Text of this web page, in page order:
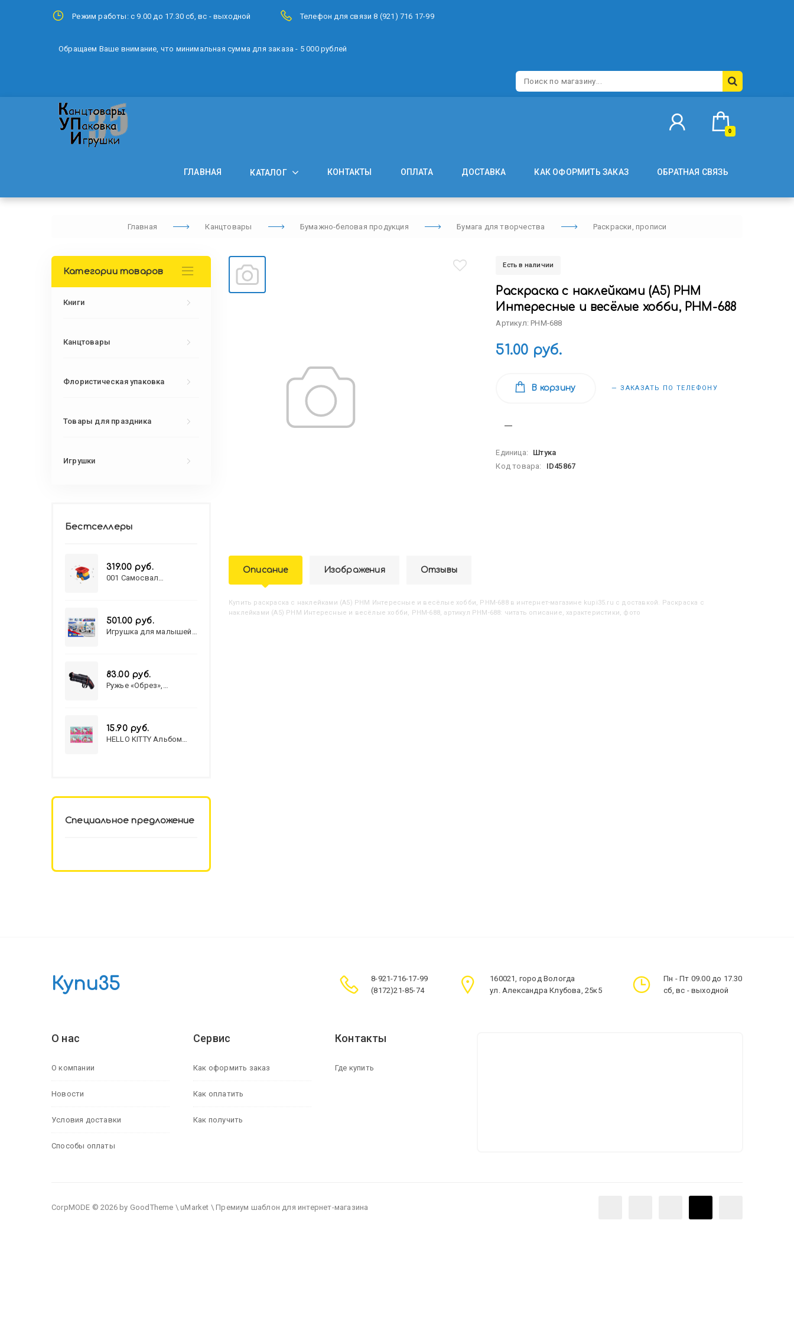
Режим работы: с 9.00 до 17.30 сб, вс - выходной Телефон для связи 8 (921) 716 17-99
Обращаем Ваше внимание, что минимальная сумма для заказа - 5 000 рублей
0
ГЛАВНАЯ КАТАЛОГ КОНТАКТЫ ОПЛАТА ДОСТАВКА КАК ОФОРМИТЬ ЗАКАЗ ОБРАТНАЯ СВЯЗЬ
Главная Канцтовары Бумажно-беловая продукция Бумага для творчества Раскраски, прописи
Есть в наличии
Раскраска с наклейками (А5) РНМ
Интересные и весёлые хобби, РНМ-688
Артикул: РНМ-688
51.00 руб.
В корзину — ЗАКАЗАТЬ ПО ТЕЛЕФОНУ
Единица:
Штука
Код товара:
ID45867
Описание Изображения Отзывы
Купить Раскраска с наклейками (А5) РНМ Интересные и весёлые хобби, РНМ-688в интернет-магазине kupi35.ru с доставкой. Раскраска с
наклейками (А5) РНМ Интересные и весёлые хобби, РНМ-688, артикул РНМ-688: читать описание, характеристики, фото
Категории товаров
Книги
Канцтовары
Флористическая упаковка
Товары для праздника
Игрушки
Бестселлеры
319.00 руб.
001 Самосвал
501.00 руб.
Игрушка для малышей
83.00 руб.
Ружье «Обрез»,
15.90 руб.
HELLO KITTY Альбом
Специальное предложение
Купи35
8-921-716-17-99
(8172)21-85-74
160021, город Вологда
ул. Александра Клубова, 25к5
Пн - Пт 09.00 до 17.30
сб, вс - выходной
О нас
О компании
Новости
Условия доставки
Способы оплаты
Сервис
Как оформить заказ
Как оплатить
Как получить
Контакты
Где купить
CorpMODE © 2026 by GoodTheme \ uMarket \ Премиум шаблон для интернет-магазина